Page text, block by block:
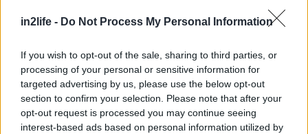
in2life - Do Not Process My Personal Information
If you wish to opt-out of the sale, sharing to third parties, or
processing of your personal or sensitive information for
targeted advertising by us, please use the below opt-out
section to confirm your selection. Please note that after your
opt-out request is processed you may continue seeing
interest-based ads based on personal information utilized by
βλέμμα ψηλά και αναγεννάται από τις στάχτες της,
σαν φοίνικας. Είναι ο θηλυκός Οδυσσέας της
επιβίωσης.
Ο Ευριπίδης παίζει με την «περιπέτεια» την
ειρωνική και την ανάποδη, ανατρέποντας τα
αριστοτελικά δεδομένα με τόλμη. Ξεκινώντας από